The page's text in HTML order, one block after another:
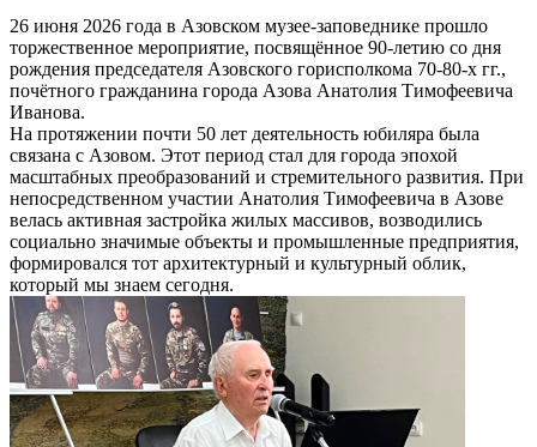
26 июня 2026 года в Азовском музее-заповеднике прошло
торжественное мероприятие, посвящённое 90-летию со дня
рождения председателя Азовского горисполкома 70-80-х гг.,
почётного гражданина города Азова Анатолия Тимофеевича
Иванова.
На протяжении почти 50 лет деятельность юбиляра была
связана с Азовом. Этот период стал для города эпохой
масштабных преобразований и стремительного развития. При
непосредственном участии Анатолия Тимофеевича в Азове
велась активная застройка жилых массивов, возводились
социально значимые объекты и промышленные предприятия,
формировался тот архитектурный и культурный облик,
который мы знаем сегодня.